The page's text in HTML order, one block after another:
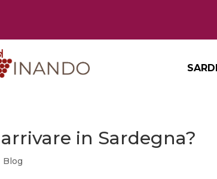
in Sardegna?
Blog